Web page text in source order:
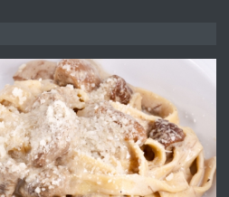
преди 2 години
НА ЧОВЕШКИЯТ
И ПОДОБРЯВАНЕ НА
КАЧЕСТВО